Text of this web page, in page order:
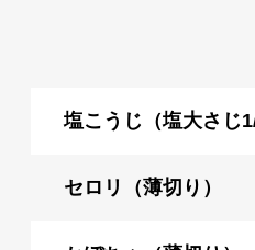
塩こうじ（塩大さじ
セロリ（薄切り）